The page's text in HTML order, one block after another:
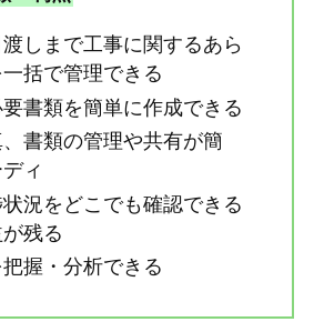
しまで工事に関するあら
括で管理できる
書類を簡単に作成できる
書類の管理や共有が簡
ィ
況をどこでも確認できる
残る
握・分析できる